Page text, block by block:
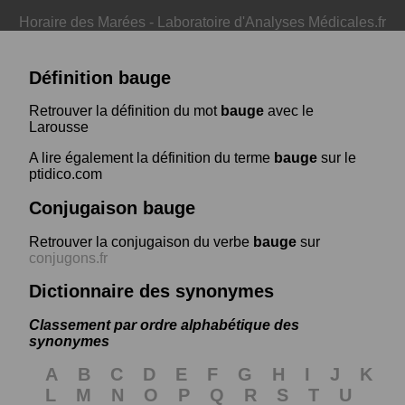
Horaire des Marées - Laboratoire d'Analyses Médicales.fr
Définition bauge
Retrouver la définition du mot bauge avec le
Larousse
A lire également la définition du terme bauge sur le
ptidico.com
Conjugaison bauge
Retrouver la conjugaison du verbe bauge sur
conjugons.fr
Dictionnaire des synonymes
Classement par ordre alphabétique des
synonymes
A B C D E F G H I J
K
L
M N O P Q R S T U